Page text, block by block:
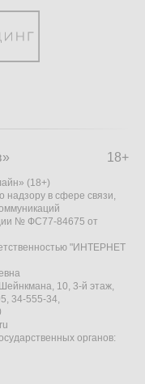
18+
(18+)
надзору в сфере связи,
№ ФС77-84675 от
"ИНТЕРНЕТ
10, 3-й этаж,
34-555-34,
органов: